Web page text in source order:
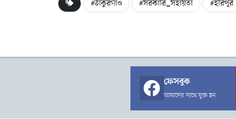
#ঠাকুরগাঁও #সরকারি_সহায়তা #হরিপুর
ফেসবুক
আমাদের সাথে যুক্ত হন